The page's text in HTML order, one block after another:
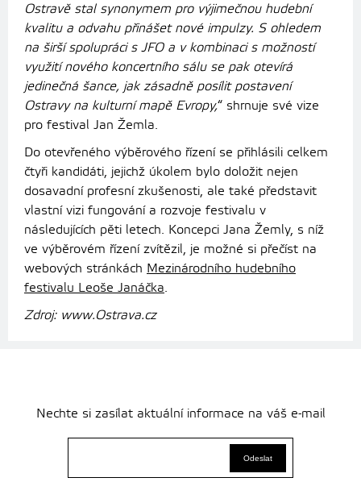
Ostravě stal synonymem pro výjimečnou hudební
kvalitu a odvahu přinášet nové impulzy. S ohledem
na širší spolupráci s JFO a v kombinaci s možností
využití nového koncertního sálu se pak otevírá
jedinečná šance, jak zásadně posílit postavení
Ostravy na kulturní mapě Evropy,“ shrnuje své vize
pro festival Jan Žemla.
Do otevřeného výběrového řízení se přihlásili celkem
čtyři kandidáti, jejichž úkolem bylo doložit nejen
dosavadní profesní zkušenosti, ale také představit
vlastní vizi fungování a rozvoje festivalu v
následujících pěti letech. Koncepci Jana Žemly, s níž
ve výběrovém řízení zvítězil, je možné si přečíst na
webových stránkách Mezinárodního hudebního
festivalu Leoše Janáčka.
Zdroj: www.Ostrava.cz
Nechte si zasílat aktuální informace na váš e-mail